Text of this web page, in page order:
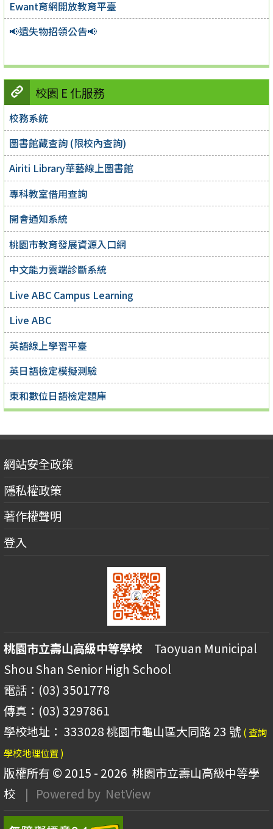
Ewant育網開放教育平臺
📢遺失物招領公告📢
校園 E 化服務
校務系統
圖書館藏查詢 (限校內查詢)
Airiti Library華藝線上圖書館
專科教室借用查詢
開會通知系統
桃園市教育發展資源入口網
中文能力雲端診斷系統
Live ABC Campus Learning
Live ABC
英語線上學習平臺
英日語檢定模擬測驗
東和數位日語檢定題庫
網站安全政策
隱私權政策
著作權聲明
登入
桃園市立壽山高級中等學校 Taoyuan Municipal
Shou Shan Senior High School
電話：(03) 3501778
傳真：(03) 3297861
學校地址： 333028 桃園市龜山區大同路 23 號 ( 查詢
學校地理位置 )
版權所有 © 2015 - 2026 桃園市立壽山高級中等學
校
| Powered by NetView